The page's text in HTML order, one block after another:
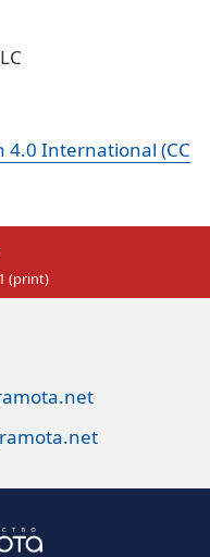
4.0 International (CC
(print)